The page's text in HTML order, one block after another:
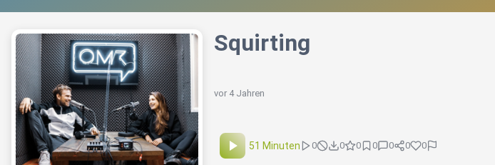
Squirting
vor 4 Jahren
51 Minuten 0 0 0 0 0 0 0